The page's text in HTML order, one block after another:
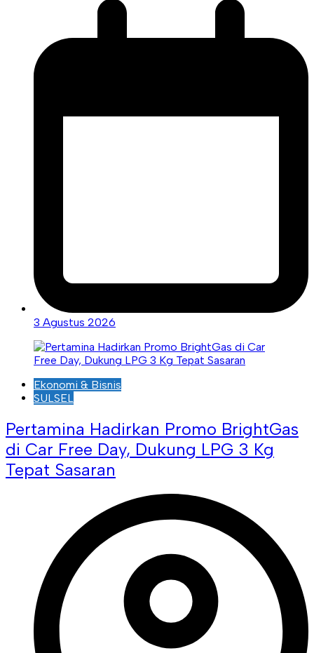
3 Agustus 2026
Ekonomi & Bisnis
SULSEL
Pertamina Hadirkan Promo BrightGas
di Car Free Day, Dukung LPG 3 Kg
Tepat Sasaran